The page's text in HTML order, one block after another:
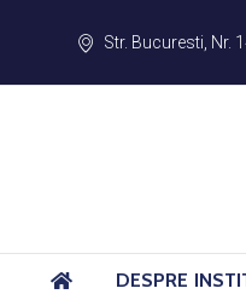
Str. Bucuresti, Nr.
DESPRE